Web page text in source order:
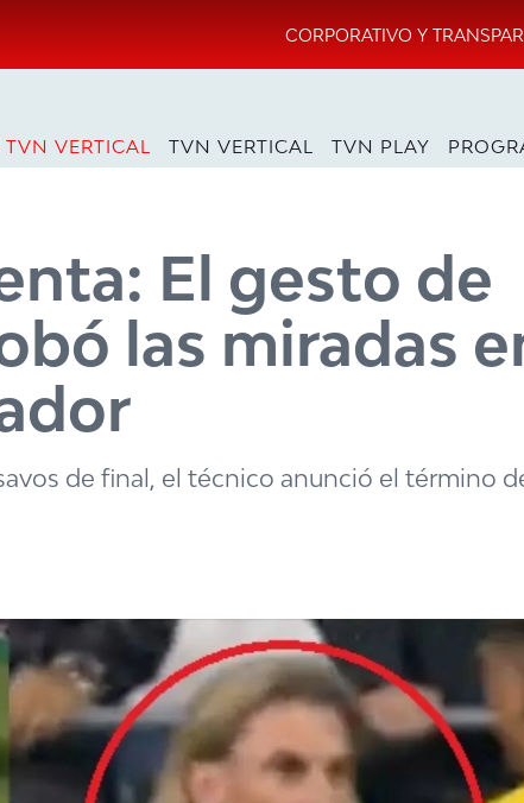
CORPORATIVO Y
VERTICAL TVN VERTICAL TVN PLAY
El gesto de
las miradas
de final, el técnico anunció el término